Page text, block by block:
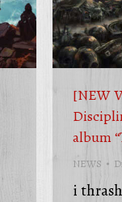
[NEW
album
NEWS
i